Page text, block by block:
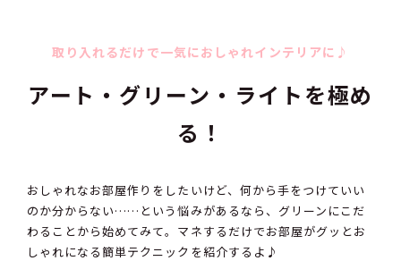
取り入れるだけで一気におしゃれインテリアに♪
アート・グリーン・ライトを極め
る！
おしゃれなお部屋作りをしたいけど、何から手をつけていい
のか分からない……という悩みがあるなら、グリーンにこだ
わることから始めてみて。マネするだけでお部屋がグッとお
しゃれになる簡単テクニックを紹介するよ♪